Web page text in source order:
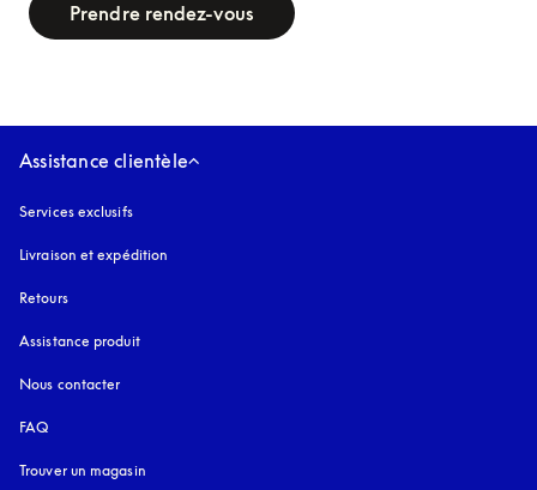
Prendre rendez-vous
Assistance clientèle
Services exclusifs
Livraison et expédition
Retours
Assistance produit
Nous contacter
FAQ
Trouver un magasin